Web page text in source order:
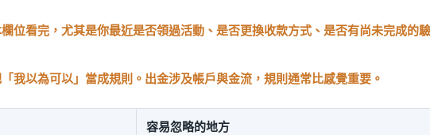
位看完，尤其是你最近是否領過活動、是否更換收款方式、是否有尚未完成的驗
我以為可以」當成規則。出金涉及帳戶與金流，規則通常比感覺重要。
容易忽略的地方